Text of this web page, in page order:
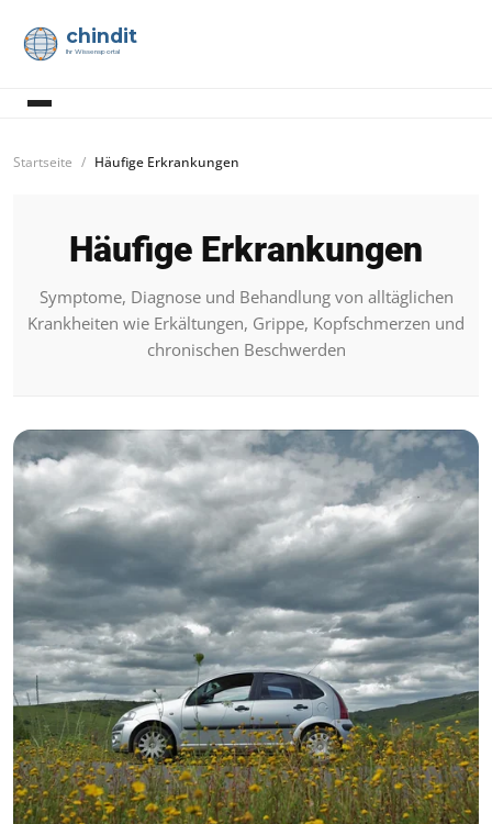
chindit
Ihr Wissensportal
Startseite Häufige Erkrankungen
Häufige Erkrankungen
Symptome, Diagnose und Behandlung von alltäglichen
Krankheiten wie Erkältungen, Grippe, Kopfschmerzen und
chronischen Beschwerden